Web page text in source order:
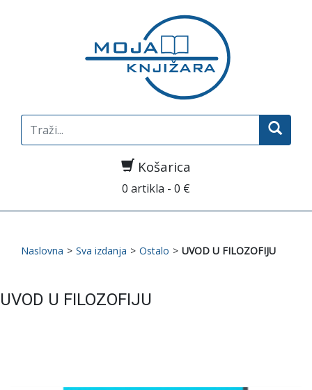
Search
for:
Košarica
0 artikla - 0 €
Naslovna > Sva izdanja > Ostalo > UVOD U FILOZOFIJU
UVOD U FILOZOFIJU